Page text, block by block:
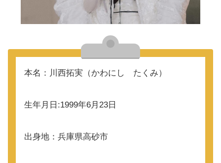
本名：川西拓実（かわにし たくみ）
生年月日:1999年6月23日
出身地：兵庫県高砂市